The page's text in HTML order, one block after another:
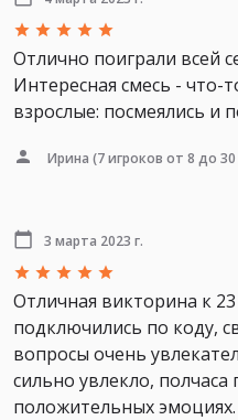
Отлично поиграли всей
Интересная смесь - что-
взрослые: посмеялись и
Ирина (7 игроков от 8 до 30
3 марта 2023 г.
Отличная викторина к
подключились по коду,
вопросы очень
сильно увлекло, полчаса
положительных эмоциях.